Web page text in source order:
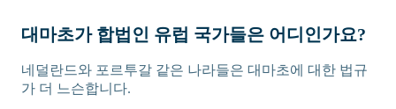
대마초가 합법인 유럽 국가들은 어디인가요?
네덜란드와 포르투갈 같은 나라들은 대마초에 대한 법규
가 더 느슨합니다.